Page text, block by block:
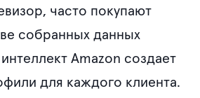
часто покупают
собранных данных
Amazon создает
для каждого клиента.